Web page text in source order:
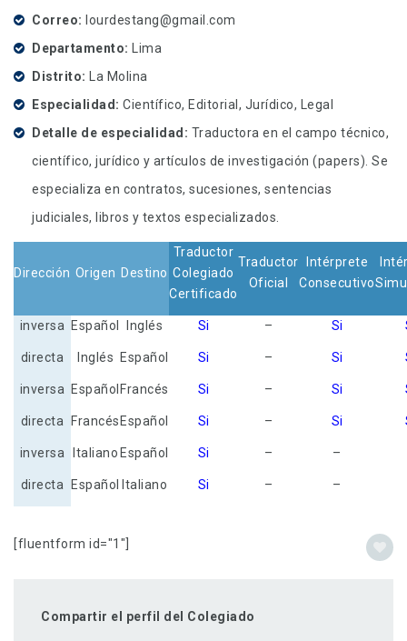
Correo lourdestang@gmail.com
Departamento Lima
Distrito La Molina
Especialidad Científico, Editorial, Jurídico, Legal
Detalle de especialidad
Traductora en el campo técnico,
científico, jurídico y artículos de investigación (papers). Se
especializa en contratos, sucesiones, sentencias
judiciales, libros y textos especializados.
Dirección Origen Destino
Traductor
Colegiado
Certificado
Traductor
Oficial
Intérprete
Consecutivo
inversa Español Inglés Si – Si
directa Inglés Español Si – Si
inversa Español Francés Si – Si
directa Francés Español Si – Si
inversa Italiano Español Si – –
directa Español Italiano Si – –
[fluentform id="1"]
Compartir el perfil del Colegiado